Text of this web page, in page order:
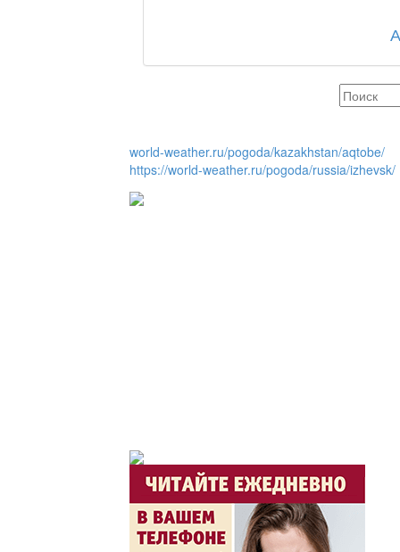
Час акима / Әкім
world-weather.ru/pogoda/kazakhstan/aqtobe/
https://world-weather.ru/pogoda/russia/izhevsk/